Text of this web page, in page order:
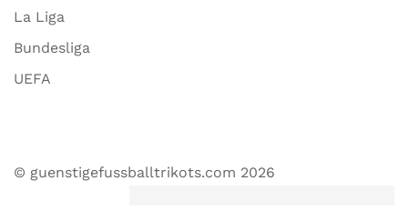
La Liga
Bundesliga
UEFA
© guenstigefussballtrikots.com 2026